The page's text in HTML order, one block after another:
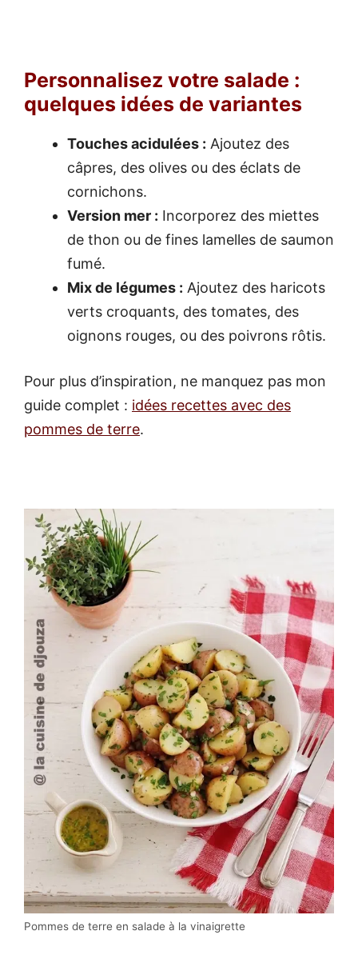
Personnalisez votre salade :
quelques idées de variantes
Touches acidulées : Ajoutez des
câpres, des olives ou des éclats de
cornichons.
Version mer : Incorporez des miettes
de thon ou de fines lamelles de saumon
fumé.
Mix de légumes : Ajoutez des haricots
verts croquants, des tomates, des
oignons rouges, ou des poivrons rôtis.
Pour plus d’inspiration, ne manquez pas mon
guide complet : idées recettes avec des
pommes de terre.
Pommes de terre en salade à la vinaigrette